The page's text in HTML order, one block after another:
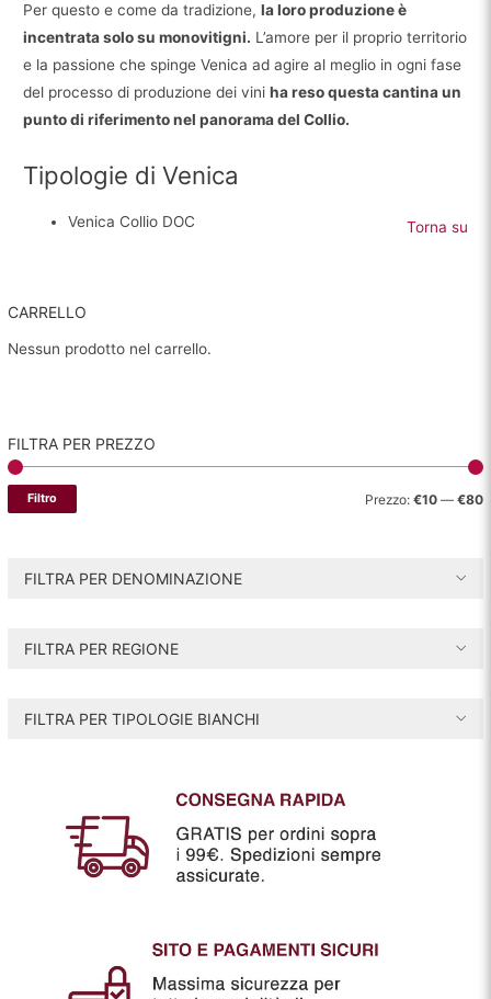
CARRELLO
Nessun prodotto nel carrello.
FILTRA PER PREZZO
PP
Filtro Prezzo: €10— €80
FILTRA PER DENOMINAZIONE
FILTRA PER REGIONE
FILTRA PER TIPOLOGIE BIANCHI
Per questo e come da tradizione,la loro produzione è
incentrata solo su monovitigni. L’amore per il proprio territorio
e la passione che spinge Venica ad agire al meglio in ogni fase
del processo di produzione dei viniha reso questa cantina un
punto di riferimento nel panorama del Collio.
Tipologie di Venica
Venica Collio DOC Torna su